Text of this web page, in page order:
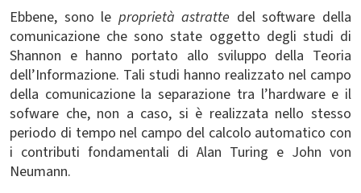
Ebbene, sono le proprietà astratte del software della
comunicazione che sono state oggetto degli studi di
Shannon e hanno portato allo sviluppo della Teoria
dell’Informazione. Tali studi hanno realizzato nel campo
della comunicazione la separazione tra l’hardware e il
sofware che, non a caso, si è realizzata nello stesso
periodo di tempo nel campo del calcolo automatico con
i contributi fondamentali di Alan Turing e John von
Neumann.